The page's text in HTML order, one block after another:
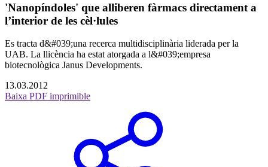
'Nanopíndoles' que alliberen fàrmacs directament a
l’interior de les cèl·lules
Es tracta d&#039;una recerca multidisciplinària liderada per la
UAB. La llicència ha estat atorgada a l&#039;empresa
biotecnològica Janus Developments.
13.03.2012
Baixa PDF imprimible